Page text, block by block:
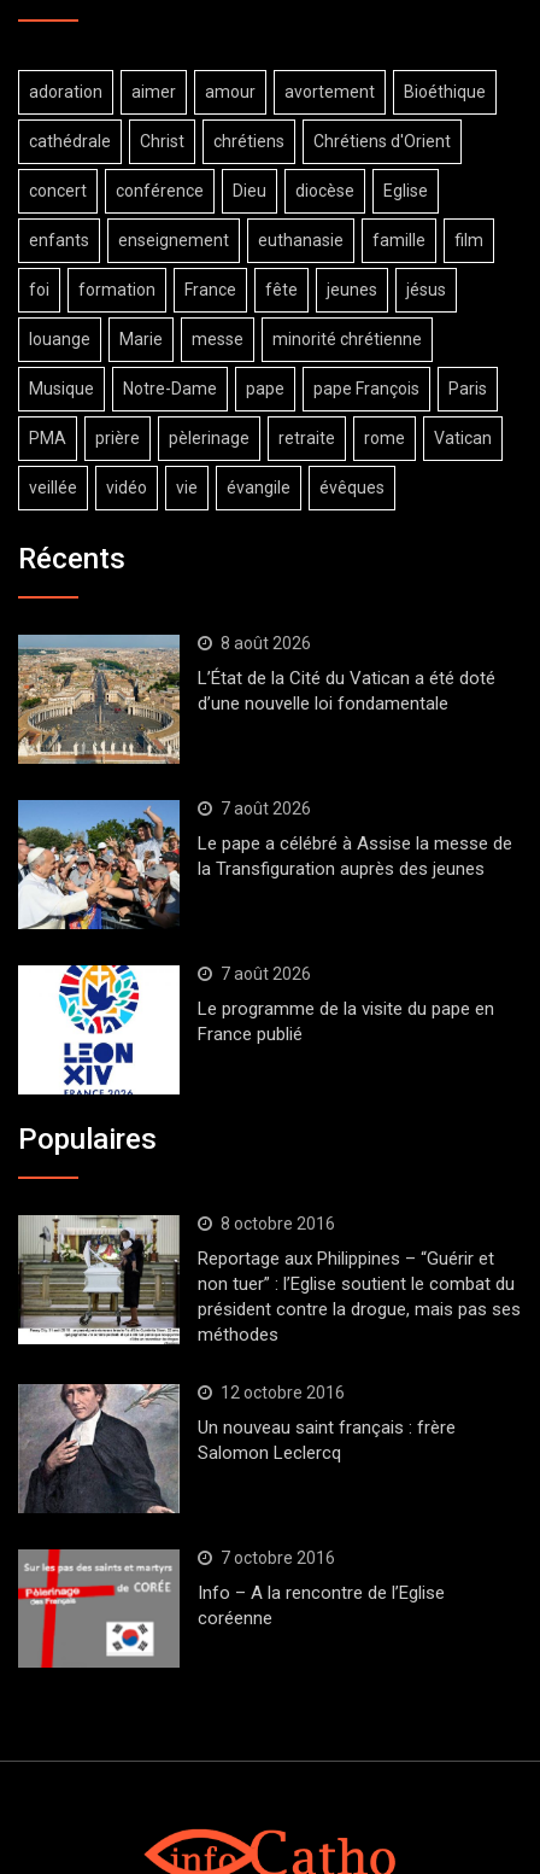
adoration aimer amour avortement Bioéthique
cathédrale Christ chrétiens Chrétiens d'Orient
concert conférence Dieu diocèse Eglise
enfants enseignement euthanasie famille film
foi formation France fête jeunes jésus
louange Marie messe minorité chrétienne
Musique Notre-Dame pape pape François Paris
PMA prière pèlerinage retraite rome Vatican
veillée vidéo vie évangile évêques
Récents
8 août 2026
L’État de la Cité du Vatican a été doté
d’une nouvelle loi fondamentale
7 août 2026
Le pape a célébré à Assise la messe de
la Transfiguration auprès des jeunes
7 août 2026
Le programme de la visite du pape en
France publié
Populaires
8 octobre 2016
Reportage aux Philippines – “Guérir et
non tuer” : l’Eglise soutient le combat du
président contre la drogue, mais pas ses
méthodes
12 octobre 2016
Un nouveau saint français : frère
Salomon Leclercq
7 octobre 2016
Info – A la rencontre de l’Eglise
coréenne